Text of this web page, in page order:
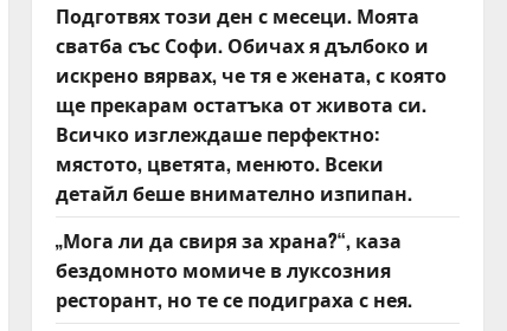
Подготвях този ден с месеци. Моята
сватба със Софи. Обичах я дълбоко и
искрено вярвах, че тя е жената, с която
ще прекарам остатъка от живота си.
Всичко изглеждаше перфектно:
мястото, цветята, менюто. Всеки
детайл беше внимателно изпипан.
„Мога ли да свиря за храна?“, каза
бездомното момиче в луксозния
ресторант, но те се подиграха с нея.